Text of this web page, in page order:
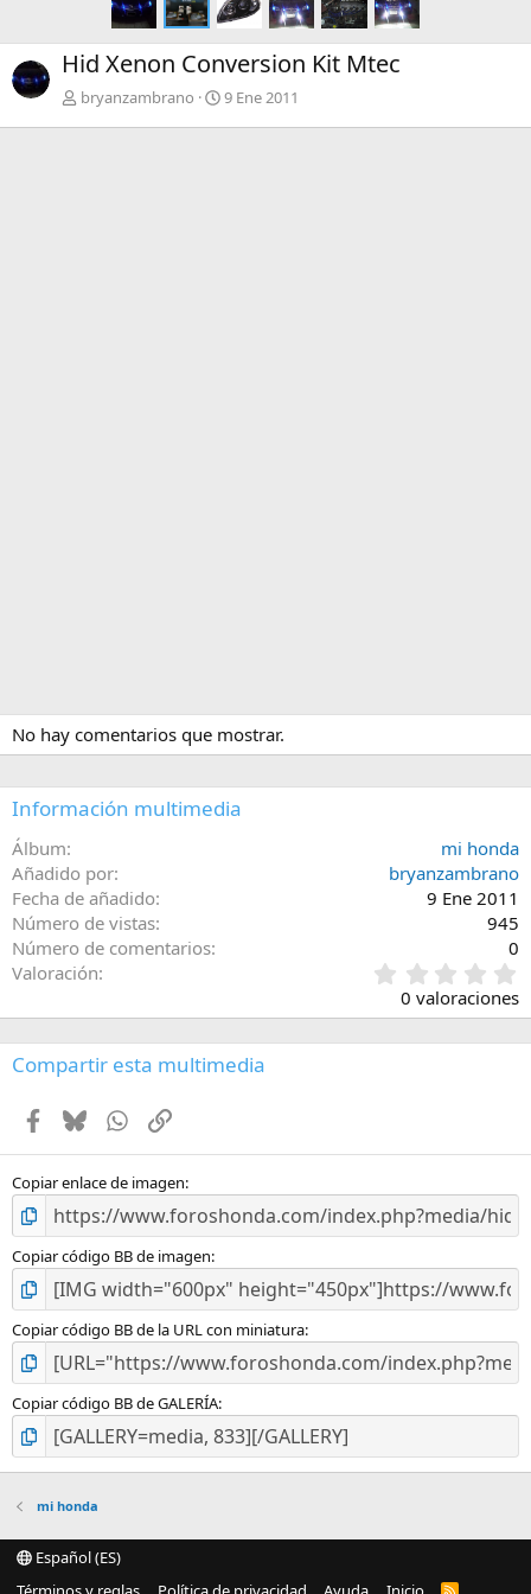
Hid Xenon Conversion Kit Mtec
bryanzambrano 9 Ene 2011
No hay comentarios que mostrar.
Información multimedia
Álbum
mi honda
Añadido por
bryanzambrano
Fecha de añadido
9 Ene 2011
Número de vistas
945
Número de comentarios
0
Valoración
,
0
0
l
(
)
0 valoraciones
Compartir esta multimedia
Facebook
BlueskyWhatsApp
Enlace
Copiar enlace de imagen
Copiar código BB de imagen
Copiar código BB de la URL con miniatura
Copiar código BB de GALERÍA
mi honda
Español (ES)
R